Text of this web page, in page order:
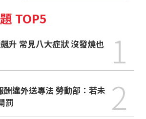
TOP5
1
違外送專法 勞動部：若未
罰
2